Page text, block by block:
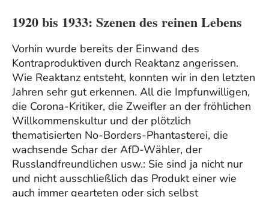
1920 bis 1933: Szenen des reinen Lebens
Vorhin wurde bereits der Einwand des
Kontraproduktiven durch Reaktanz angerissen.
Wie Reaktanz entsteht, konnten wir in den letzten
Jahren sehr gut erkennen. All die Impfunwilligen,
die Corona-Kritiker, die Zweifler an der fröhlichen
Willkommenskultur und der plötzlich
thematisierten No-Borders-Phantasterei, die
wachsende Schar der AfD-Wähler, der
Russlandfreundlichen usw.: Sie sind ja nicht nur
und nicht ausschließlich das Produkt einer wie
auch immer gearteten oder sich selbst